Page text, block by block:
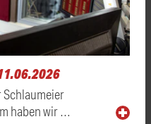
haben wir …